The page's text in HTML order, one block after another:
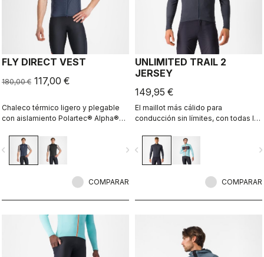
FLY DIRECT VEST
180,00 € 117,00 €
Chaleco térmico ligero y plegable
con aislamiento Polartec® Alpha®
navigate_next
COMPARAR
UNLIMITED TRAIL 2
JERSEY
149,95 €
El maillot más cálido para
conducción sin límites, con todas las
necesitas.
navigate_before
COMPARAR